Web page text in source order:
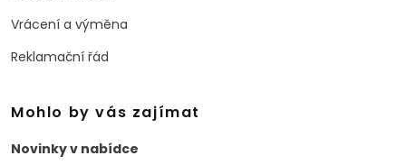
Vrácení a výměna
Reklamační řád
Mohlo by vás zajímat
Novinky v nabídce